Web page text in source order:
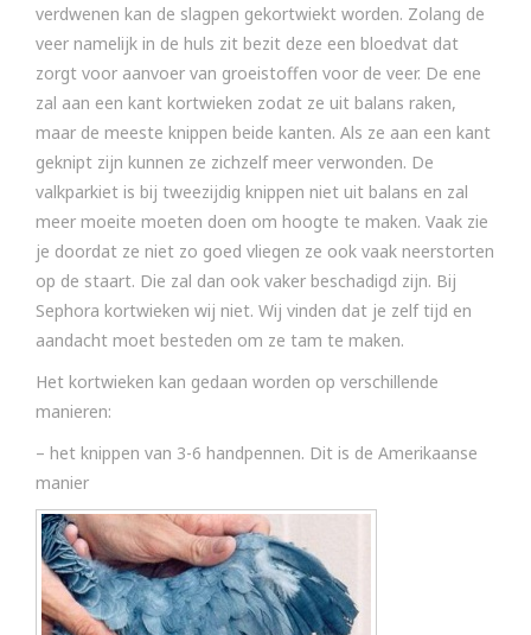
verdwenen kan de slagpen gekortwiekt worden. Zolang de
veer namelijk in de huls zit bezit deze een bloedvat dat
zorgt voor aanvoer van groeistoffen voor de veer. De ene
zal aan een kant kortwieken zodat ze uit balans raken,
maar de meeste knippen beide kanten. Als ze aan een kant
geknipt zijn kunnen ze zichzelf meer verwonden. De
valkparkiet is bij tweezijdig knippen niet uit balans en zal
meer moeite moeten doen om hoogte te maken. Vaak zie
je doordat ze niet zo goed vliegen ze ook vaak neerstorten
op de staart. Die zal dan ook vaker beschadigd zijn. Bij
Sephora kortwieken wij niet. Wij vinden dat je zelf tijd en
aandacht moet besteden om ze tam te maken.
Het kortwieken kan gedaan worden op verschillende
manieren:
– het knippen van 3-6 handpennen. Dit is de Amerikaanse
manier